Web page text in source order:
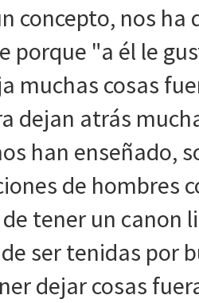
concepto, nos ha
porque "a él le
muchas cosas
dejan atrás
han enseñado,
de hombres
tener un canon
ser tenidas por
dejar cosas